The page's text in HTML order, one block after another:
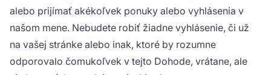
alebo prijímať akékoľvek ponuky alebo vyhlásenia v
našom mene. Nebudete robiť žiadne vyhlásenie, či už
na vašej stránke alebo inak, ktoré by rozumne
odporovalo čomukoľvek v tejto Dohode, vrátane, ale